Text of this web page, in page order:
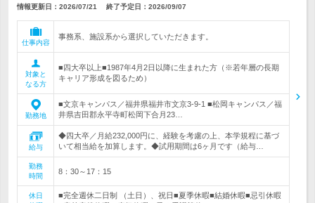
情報更新日：2026/07/21 終了予定日： 2026/09/07
仕事内容
事務系、施設系から選択していただきます。
対象と
なる方
■四大卒以上■1987年4月2日以降に生まれた方（※若年層の長期
キャリア形成を図るため）
勤務地
■文京キャンパス／福井県福井市文京3-9-1 ■松岡キャンパス／福
井県吉田郡永平寺町松岡下合月23…
給与
◆四大卒／月給232,000円に、経験を考慮の上、本学規程に基づ
いて相当給を加算します。◆試用期間は6ヶ月です（給与…
勤務
時間
8：30～17：15
休日
■完全週休二日制 （土日）、祝日■夏季休暇■結婚休暇■忌引休暇